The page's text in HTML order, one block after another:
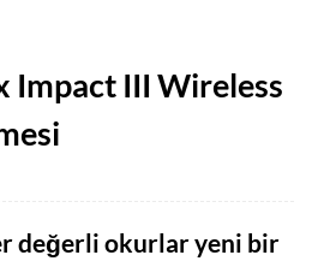
Impact III Wireless
değerli okurlar yeni bir